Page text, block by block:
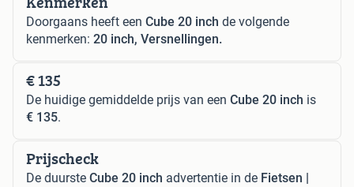
Doorgaans heeft een Cube 20 inch de volgende
kenmerken: 20 inch, Versnellingen.
€ 135
De huidige gemiddelde prijs van een Cube 20 inch is
€ 135.
Prijscheck
De duurste Cube 20 inch advertentie in de Fietsen |